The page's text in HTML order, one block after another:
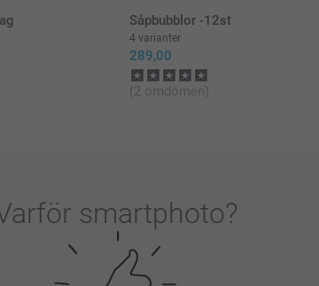
Såpbubblor -12st
4 varianter
289,00
(2 omdömen)
smartphoto?